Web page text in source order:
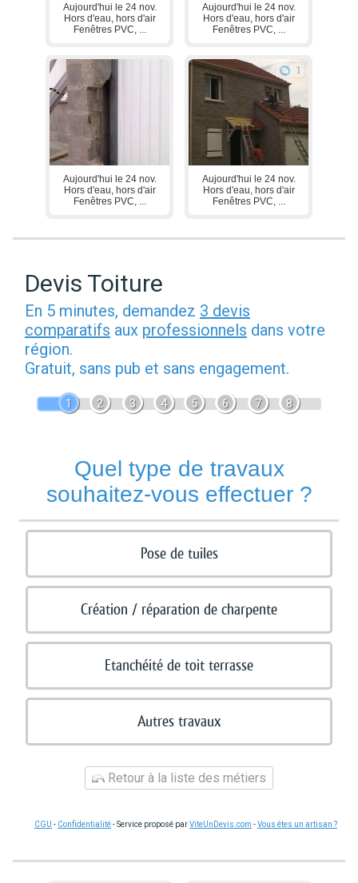
Aujourd'hui le 24 nov.
Hors d'eau, hors d'air
Fenêtres PVC, ...
Aujourd'hui le 24 nov.
Hors d'eau, hors d'air
Fenêtres PVC, ...
Aujourd'hui le 24 nov.
Hors d'eau, hors d'air
Fenêtres PVC, ...
1
Aujourd'hui le 24 nov.
Hors d'eau, hors d'air
Fenêtres PVC, ...
Devis Toiture
En 5 minutes, demandez 3 devis
comparatifs aux professionnels dans votre
région.
Gratuit, sans pub et sans engagement.
1 2 3 4 5 6 7 8
Quel type de travaux
souhaitez-vous effectuer ?
Pose de tuiles
Création / réparation de charpente
Etanchéité de toit terrasse
Autres travaux
Retour à la liste des métiers
CGU - Confidentialité- Service proposé parViteUnDevis.com -Vous êtes un artisan ?